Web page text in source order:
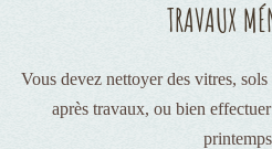
TRAVAUX
Vous devez nettoyer des vitres,
après travaux, ou bien